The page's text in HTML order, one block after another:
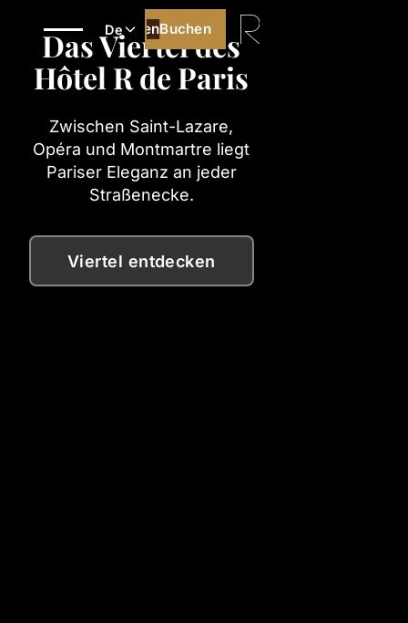
De Buchen
Buchen
Das Viertel des
Hôtel R de Paris
Zwischen Saint-Lazare,
Opéra und Montmartre liegt
Pariser Eleganz an jeder
Straßenecke.
Viertel entdecken